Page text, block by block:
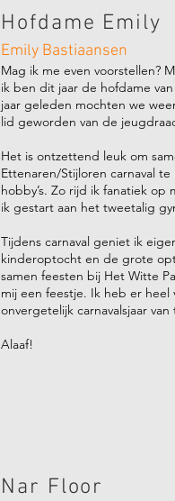
Hofdame Emily
Emily Bastiaansen
Mag ik me even voorstellen?
ik ben dit jaar de hofdame
jaar geleden mochten we
lid geworden van de
Het is ontzettend leuk om
Ettenaren/Stijloren carnaval
hobby’s. Zo rijd ik fanatiek
ik gestart aan het tweetalig
Tijdens carnaval geniet ik
kinderoptocht en de grote
samen feesten bij Het Witte
mij een feestje. Ik heb er heel
onvergetelijk carnavalsjaar
Alaaf!
Nar Floor